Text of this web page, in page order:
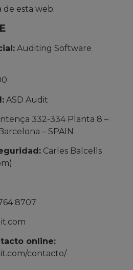
de esta web:
Auditing Software
ASD Audit
332-334 Planta 8 –
– SPAIN
Carles Balcells
8707
online:
contacto/